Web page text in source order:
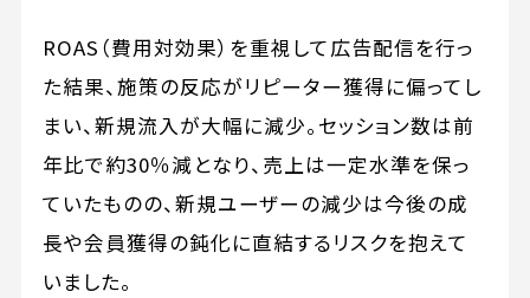
ROAS（費用対効果）を重視して広告配信を行っ
た結果、施策の反応がリピーター獲得に偏ってし
まい、新規流入が大幅に減少。セッション数は前
年比で約30％減となり、売上は一定水準を保っ
ていたものの、新規ユーザーの減少は今後の成
長や会員獲得の鈍化に直結するリスクを抱えて
いました。